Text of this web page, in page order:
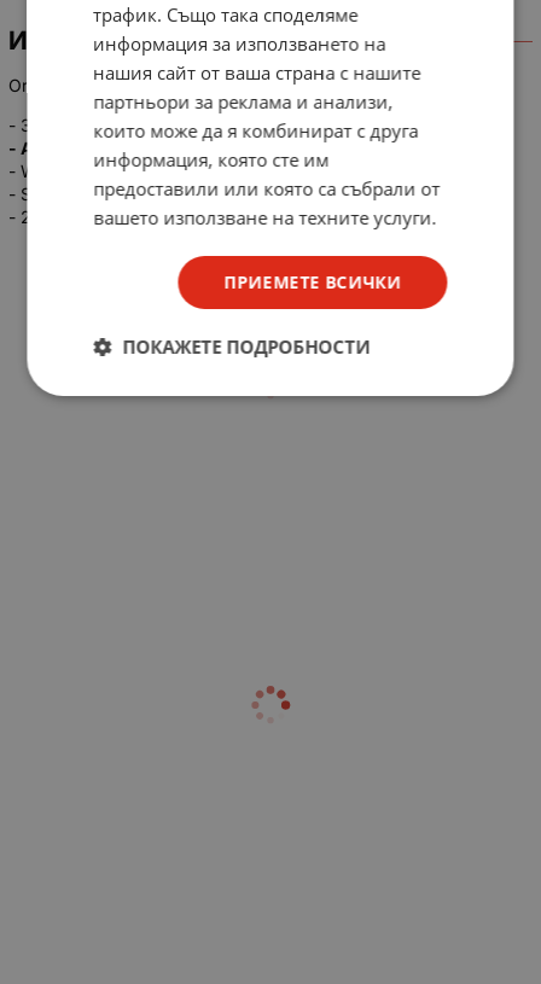
ИНФОРМАЦИЯ
Original GMC-300 LS Contactor GMC300 AC/DC100-240V
- 3-pole main contact
- AC/DC common use coil built
- Wide coil operation voltage
- Screw mountable
- 2NO+2NC Auxiliary contacts built-in as standard
трафик. Също така споделяме
информация за използването на
нашия сайт от ваша страна с нашите
партньори за реклама и анализи,
които може да я комбинират с друга
информация, която сте им
предоставили или която са събрали от
вашето използване на техните услуги.
ПРИЕМЕТЕ ВСИЧКИ
ПОКАЖЕТЕ ПОДРОБНОСТИ